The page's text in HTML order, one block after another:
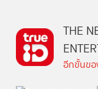
THE
อีกขั้นขอ